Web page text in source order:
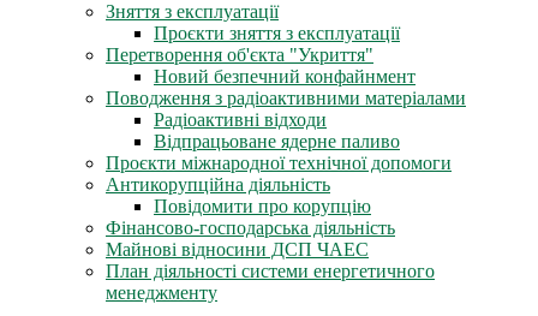
Зняття з експлуатації
Проєкти зняття з експлуатації
Перетворення об'єкта "Укриття"
Новий безпечний конфайнмент
Поводження з радіоактивними матеріалами
Радіоактивні відходи
Відпрацьоване ядерне паливо
Проєкти міжнародної технічної допомоги
Антикорупційна діяльність
Повідомити про корупцію
Фінансово-господарська діяльність
Майнові відносини ДСП ЧАЕС
План діяльності системи енергетичного
менеджменту